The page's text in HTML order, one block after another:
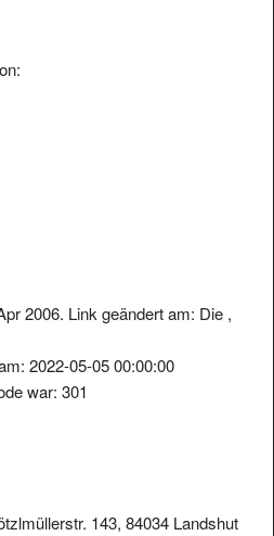
2006. Link geändert am: Die ,
2022-05-05 00:00:00
war: 301
143, 84034 Landshut